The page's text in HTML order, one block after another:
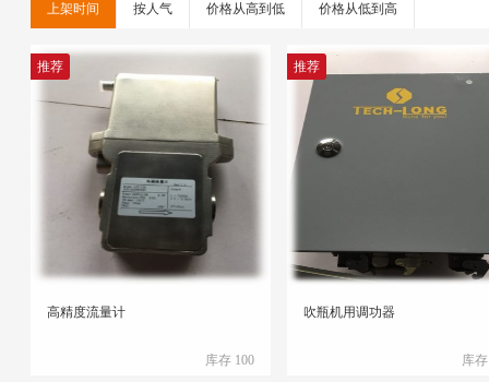
上架时间 按人气 价格从高到低 价格从低到高
推荐
高精度流量计
库存 100
推荐
吹瓶机用调功器
库